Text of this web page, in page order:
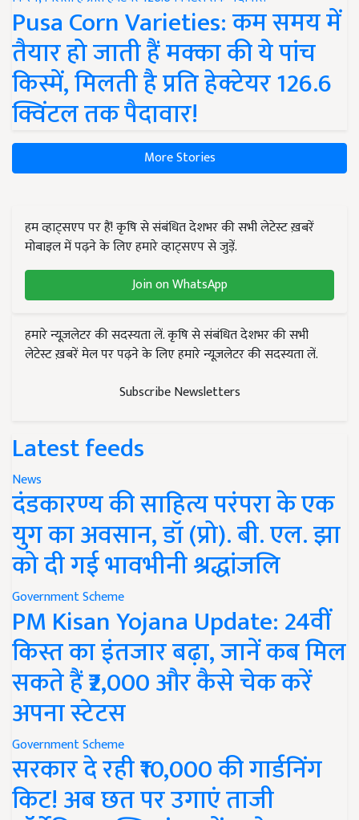
Pusa Corn Varieties: कम समय में
तैयार हो जाती हैं मक्का की ये पांच
किस्में, मिलती है प्रति हेक्टेयर 126.6
क्विंटल तक पैदावार!
More Stories
हम व्हाट्सएप पर हैं! कृषि से संबंधित देशभर की सभी लेटेस्ट ख़बरें
मोबाइल में पढ़ने के लिए हमारे व्हाट्सएप से जुड़ें.
Join on WhatsApp
हमारे न्यूज़लेटर की सदस्यता लें. कृषि से संबंधित देशभर की सभी
लेटेस्ट ख़बरें मेल पर पढ़ने के लिए हमारे न्यूज़लेटर की सदस्यता लें.
Subscribe Newsletters
Latest feeds
News
दंडकारण्य की साहित्य परंपरा के एक
युग का अवसान, डॉ (प्रो). बी. एल. झा
को दी गई भावभीनी श्रद्धांजलि
Government Scheme
PM Kisan Yojana Update: 24वीं
किस्त का इंतजार बढ़ा, जानें कब मिल
सकते हैं ₹2,000 और कैसे चेक करें
अपना स्टेटस
Government Scheme
सरकार दे रही ₹10,000 की गार्डनिंग
किट! अब छत पर उगाएं ताजी